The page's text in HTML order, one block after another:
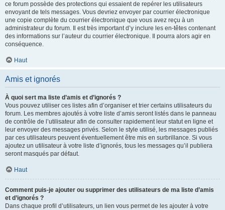
ce forum possède des protections qui essaient de repérer les utilisateurs
envoyant de tels messages. Vous devriez envoyer par courrier électronique
une copie complète du courrier électronique que vous avez reçu à un
administrateur du forum. Il est très important d’y inclure les en-têtes contenant
des informations sur l’auteur du courrier électronique. Il pourra alors agir en
conséquence.
Haut
Amis et ignorés
À quoi sert ma liste d’amis et d’ignorés ?
Vous pouvez utiliser ces listes afin d’organiser et trier certains utilisateurs du
forum. Les membres ajoutés à votre liste d’amis seront listés dans le panneau
de contrôle de l’utilisateur afin de consulter rapidement leur statut en ligne et
leur envoyer des messages privés. Selon le style utilisé, les messages publiés
par ces utilisateurs peuvent éventuellement être mis en surbrillance. Si vous
ajoutez un utilisateur à votre liste d’ignorés, tous les messages qu’il publiera
seront masqués par défaut.
Haut
Comment puis-je ajouter ou supprimer des utilisateurs de ma liste d’amis
et d’ignorés ?
Dans chaque profil d’utilisateurs, un lien vous permet de les ajouter à votre